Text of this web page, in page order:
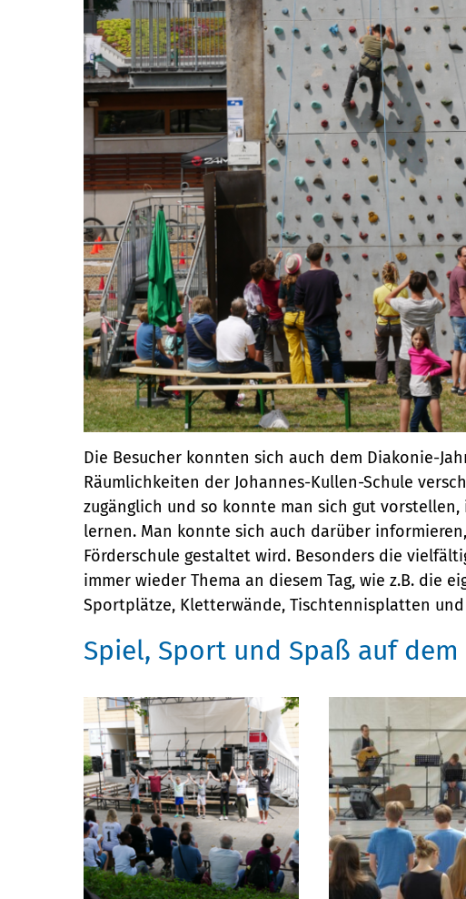
Die Besucher konnten sich auch dem Diakonie-
Räumlichkeiten der Johannes-Kullen-Schule
zugänglich und so konnte man sich gut
lernen. Man konnte sich auch darüber
Förderschule gestaltet wird. Besonders die
immer wieder Thema an diesem Tag, wie z.B. die
Sportplätze, Kletterwände, Tischtennisplatten
Spiel, Sport und Spaß auf